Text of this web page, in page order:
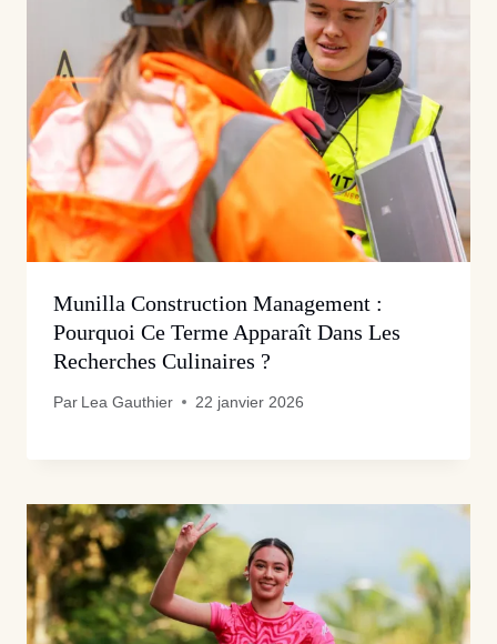
Munilla Construction Management :
Pourquoi Ce Terme Apparaît Dans Les
Recherches Culinaires ?
Par Lea Gauthier 22 janvier 2026